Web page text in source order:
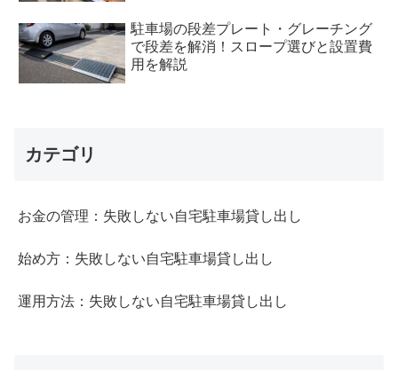
駐車場の段差プレート・グレーチング
で段差を解消！スロープ選びと設置費
用を解説
カテゴリ
お金の管理：失敗しない自宅駐車場貸し出し
始め方：失敗しない自宅駐車場貸し出し
運用方法：失敗しない自宅駐車場貸し出し